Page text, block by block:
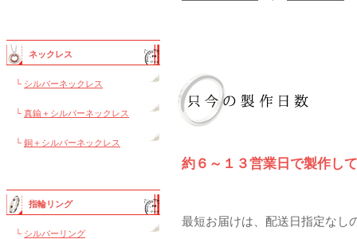
ネックレス
└ シルバーネックレス
└ 真鍮＋シルバーネックレス
└ 銅＋シルバーネックレス
指輪リング
└ シルバーリング
約６～１３営業日で製作し
最短お届けは、配送日指定なし